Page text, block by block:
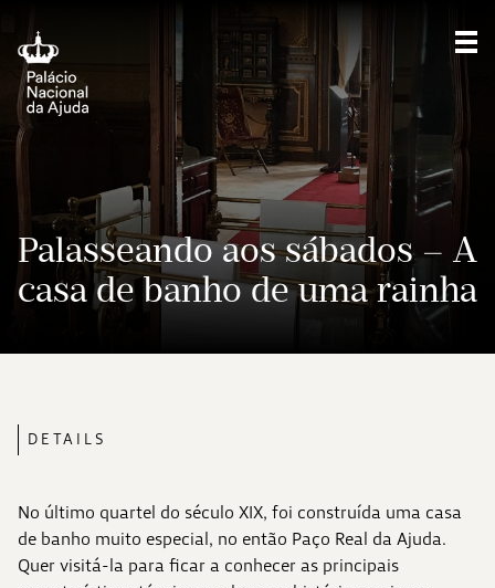
Palasseando aos sábados – A
casa de banho de uma rainha
DETAILS
No último quartel do século XIX, foi construída uma casa
de banho muito especial, no então Paço Real da Ajuda.
Quer visitá-la para ficar a conhecer as principais